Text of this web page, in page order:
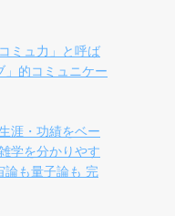
ミュ力」と呼ば
」的コミュニケー
涯・功績をベー
学を分かりやす
論も量子論も 完